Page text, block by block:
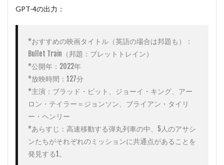
GPT-4の出力：
*おすすめの映画タイトル（英語の場合は邦題も）：
Bullet Train（邦題：ブレットトレイン）
*公開年：2022年
*放映時間：127分
*主演：ブラッド・ピット、ジョーイ・キング、アー
ロン・テイラー＝ジョンソン、ブライアン・タイリ
ー・ヘンリー
*あらすじ：高速移動する弾丸列車の中、5人のアサシ
ンたちがそれぞれのミッションに共通点があることを
発見する​1​。